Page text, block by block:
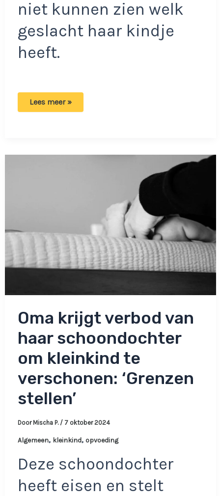
niet kunnen zien welk
geslacht haar kindje
heeft.
Lena
op:
Lees meer »
Oma krijgt verbod van
haar schoondochter
om kleinkind te
verschonen: ‘Grenzen
stellen’
Door Mischa P. / 7 oktober 2024
Algemeen, kleinkind, opvoeding
Deze schoondochter
heeft eisen en stelt